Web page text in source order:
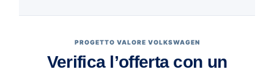
PROGETTO VALORE VOLKSWAGEN
Verifica l’offerta con un